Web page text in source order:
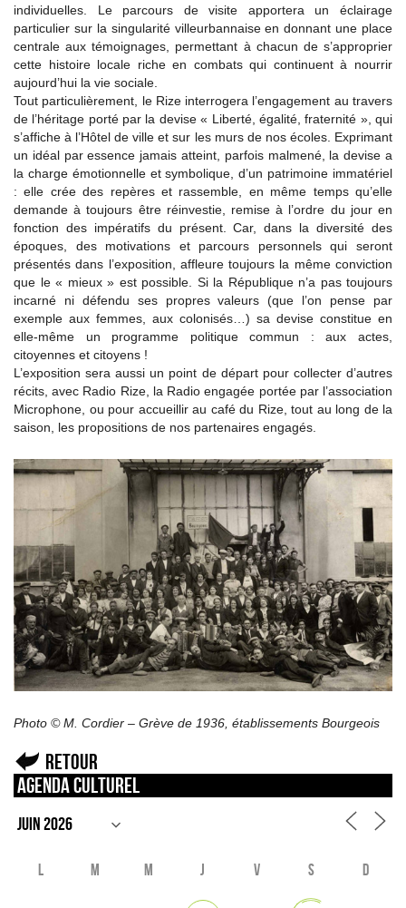
individuelles. Le parcours de visite apportera un éclairage
particulier sur la singularité villeurbannaise en donnant une place
centrale aux témoignages, permettant à chacun de s’approprier
cette histoire locale riche en combats qui continuent à nourrir
aujourd’hui la vie sociale.
Tout particulièrement, le Rize interrogera l’engagement au travers
de l’héritage porté par la devise « Liberté, égalité, fraternité », qui
s’affiche à l’Hôtel de ville et sur les murs de nos écoles. Exprimant
un idéal par essence jamais atteint, parfois malmené, la devise a
la charge émotionnelle et symbolique, d’un patrimoine immatériel
: elle crée des repères et rassemble, en même temps qu’elle
demande à toujours être réinvestie, remise à l’ordre du jour en
fonction des impératifs du présent. Car, dans la diversité des
époques, des motivations et parcours personnels qui seront
présentés dans l’exposition, affleure toujours la même conviction
que le « mieux » est possible. Si la République n’a pas toujours
incarné ni défendu ses propres valeurs (que l’on pense par
exemple aux femmes, aux colonisés…) sa devise constitue en
elle-même un programme politique commun : aux actes,
citoyennes et citoyens !
L’exposition sera aussi un point de départ pour collecter d’autres
récits, avec Radio Rize, la Radio engagée portée par l’association
Microphone, ou pour accueillir au café du Rize, tout au long de la
saison, les propositions de nos partenaires engagés.
Photo © M. Cordier – Grève de 1936, établissements Bourgeois
Retour
Agenda culturel
L M M J V S D